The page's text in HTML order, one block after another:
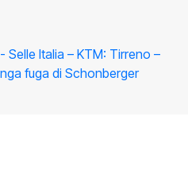
Selle Italia – KTM: Tirreno –
fuga di Schonberger